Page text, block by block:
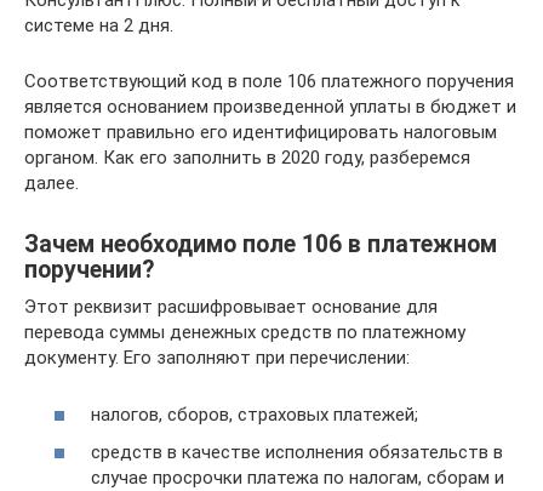
системе на 2 дня.
Соответствующий код в поле 106 платежного поручения
является основанием произведенной уплаты в бюджет и
поможет правильно его идентифицировать налоговым
органом. Как его заполнить в 2020 году, разберемся
далее.
Зачем необходимо поле 106 в платежном
поручении?
Этот реквизит расшифровывает основание для
перевода суммы денежных средств по платежному
документу. Его заполняют при перечислении:
налогов, сборов, страховых платежей;
средств в качестве исполнения обязательств в
случае просрочки платежа по налогам, сборам и